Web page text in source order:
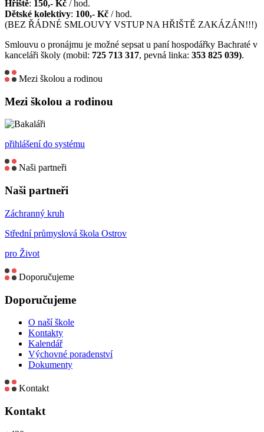
Hřiště: 150,- Kč / hod.
Dětské kolektivy: 100,- Kč / hod.
(BEZ ŘÁDNÉ SMLOUVY VSTUP NA HŘIŠTĚ ZAKÁZÁN!!!)
Smlouvu o pronájmu je možné sepsat u paní hospodářky Bachraté v
kanceláři školy (mobil: 725 713 317, pevná linka: 353 825 039).
Mezi školou a rodinou
Mezi školou a rodinou
přihlášení do systému
Naši partneři
Naši partneři
Záchranný kruh
Střední průmyslová škola Ostrov
pro Život
Doporučujeme
Doporučujeme
O naší škole
Kontakty
Kalendář
Výchovné poradenství
Dokumenty
Kontakt
Kontakt